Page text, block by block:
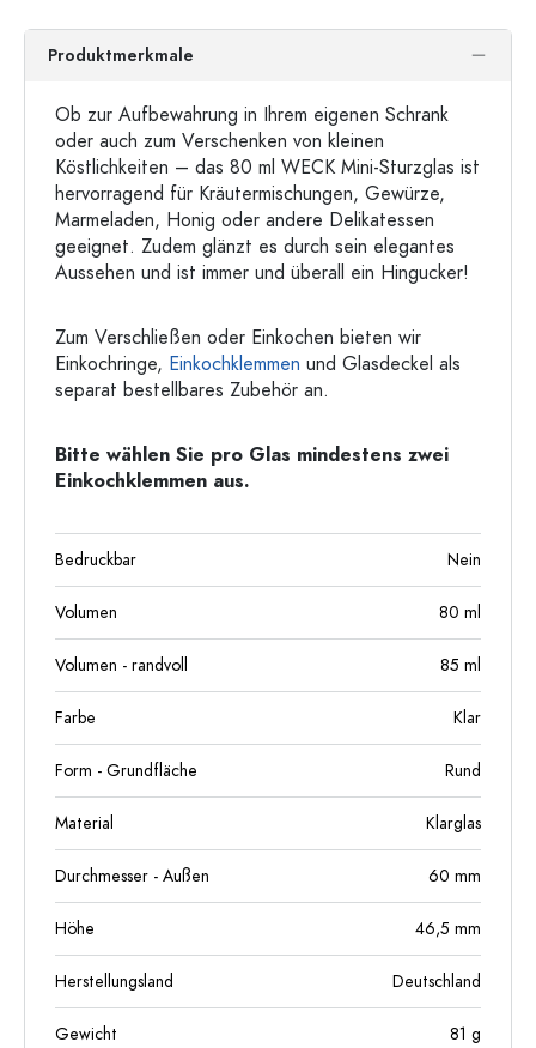
Produktmerkmale
Ob zur Aufbewahrung in Ihrem eigenen Schrank
oder auch zum Verschenken von kleinen
Köstlichkeiten – das 80 ml WECK Mini-Sturzglas ist
hervorragend für Kräutermischungen, Gewürze,
Marmeladen, Honig oder andere Delikatessen
geeignet. Zudem glänzt es durch sein elegantes
Aussehen und ist immer und überall ein Hingucker!
Zum Verschließen oder Einkochen bieten wir
Einkochringe, Einkochklemmen und Glasdeckel als
separat bestellbares Zubehör an.
Bitte wählen Sie pro Glas mindestens zwei
Einkochklemmen aus.
Bedruckbar Nein
Volumen 80 ml
Volumen - randvoll 85 ml
Farbe Klar
Form - Grundfläche Rund
Material Klarglas
Durchmesser - Außen 60 mm
Höhe 46,5 mm
Herstellungsland Deutschland
Gewicht 81 g